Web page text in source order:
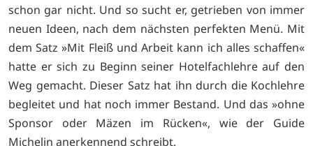
schon gar nicht. Und so sucht er, getrieben von immer
neuen Ideen, nach dem nächsten perfekten Menü. Mit
dem Satz »Mit Fleiß und Arbeit kann ich alles schaffen«
hatte er sich zu Beginn seiner Hotelfachlehre auf den
Weg gemacht. Dieser Satz hat ihn durch die Kochlehre
begleitet und hat noch immer Bestand. Und das »ohne
Sponsor oder Mäzen im Rücken«, wie der Guide
Michelin anerkennend schreibt.